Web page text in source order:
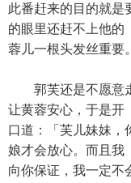
此番赶来的目的就是
的眼里还赶不上他的
蓉儿一根头发丝重要。
郭芙还是不愿意走
让黄蓉安心，于是开
口道：「芙儿妹妹，
娘才会放心。而且我
向你保证，我一定不